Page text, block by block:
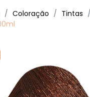
Coloração Tintas